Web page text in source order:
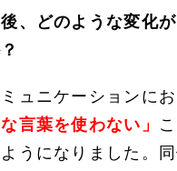
、どのような変化が
ュニケーションにお
な言葉を使わない」
うになりました。